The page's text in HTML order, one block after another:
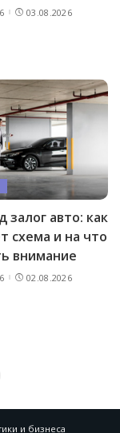
03.08.2026
залог авто: как
схема и на что
внимание
02.08.2026
и бизнеса